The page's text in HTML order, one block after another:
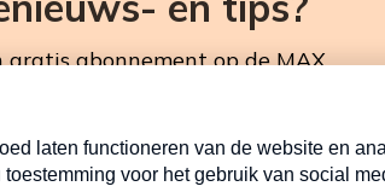
BEN JE BENIEUWD NAAR MEER
VAKANTIENIEUWS- EN TIPS?
de mailbox.
gratis abonnement op de MAX